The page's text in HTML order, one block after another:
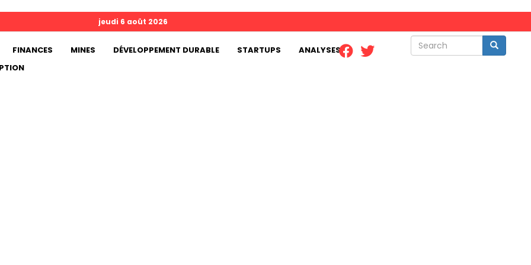
Search Search
jeudi 6 août 2026
FINANCES MINES DÉVELOPPEMENT DURABLE STARTUPS
ANALYSES